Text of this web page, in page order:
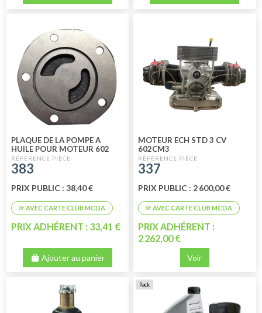
PLAQUE DE LA POMPE A
HUILE POUR MOTEUR 602
CM3
383
PRIX PUBLIC : 38,40 €
PRIX ADHÉRENT : 33,41 €
Ajouter au panier
MOTEUR ECH STD 3 CV
602CM3
337
PRIX PUBLIC : 2 600,00 €
PRIX ADHÉRENT :
2 262,00 €
Voir
Pack